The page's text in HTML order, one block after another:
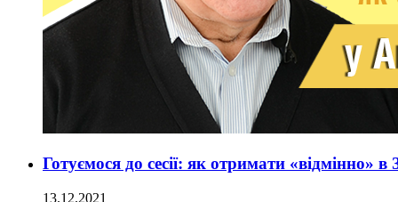
Готуємося до сесії: як отримати «відмінно»
13.12.2021